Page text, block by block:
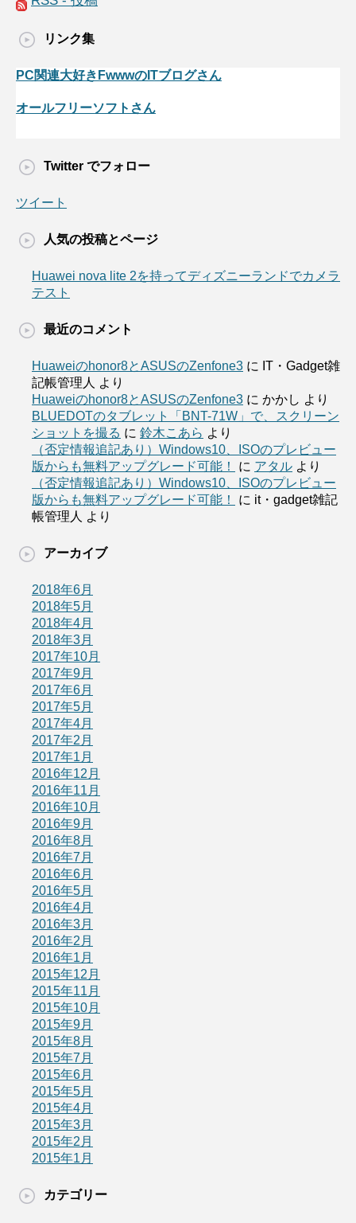
リンク集
PC関連大好きFwwwのITブログさん
オールフリーソフトさん
Twitter でフォロー
ツイート
人気の投稿とページ
Huawei nova lite 2を持ってディズニーランドでカメラ
テスト
最近のコメント
Huaweiのhonor8とASUSのZenfone3 に IT・Gadget雑
記帳管理人 より
Huaweiのhonor8とASUSのZenfone3 に かかし より
BLUEDOTのタブレット「BNT-71W」で、スクリーン
ショットを撮る に 鈴木こあら より
（否定情報追記あり）Windows10、ISOのプレビュー
版からも無料アップグレード可能！
に アタル より
（否定情報追記あり）Windows10、ISOのプレビュー
版からも無料アップグレード可能！
に it・gadget雑記
帳管理人 より
アーカイブ
2018年6月
2018年5月
2018年4月
2018年3月
2017年10月
2017年9月
2017年6月
2017年5月
2017年4月
2017年2月
2017年1月
2016年12月
2016年11月
2016年10月
2016年9月
2016年8月
2016年7月
2016年6月
2016年5月
2016年4月
2016年3月
2016年2月
2016年1月
2015年12月
2015年11月
2015年10月
2015年9月
2015年8月
2015年7月
2015年6月
2015年5月
2015年4月
2015年3月
2015年2月
2015年1月
カテゴリー